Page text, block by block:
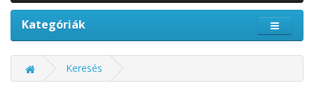
Kategóriák
Keresés